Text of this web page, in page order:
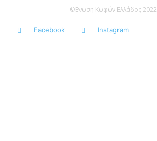
©Ένωση Κωφών Ελλάδος 2022
Facebook Instagram